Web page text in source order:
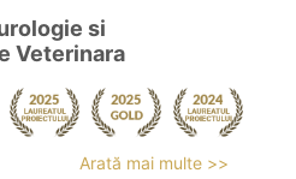
si
Veterinara
Arată mai multe >>